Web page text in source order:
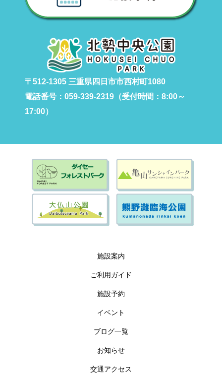
〒512-1305 三重県四日市市西村町1080
電話番号：059-339-2319（受付時間：8:00～
17:00）
施設案内
ご利用ガイド
施設予約
イベント
ブログ一覧
お知らせ
交通アクセス